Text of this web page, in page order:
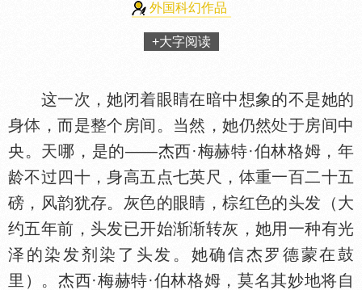
外国科幻作品
+大字阅读
这一次，她闭着眼睛在暗中想象的不是她的
身
，而是整个房间。当然，她仍然
于房间中
央。天哪，是的——杰西·梅赫特·伯林格姆，年
龄不过四十，身高五点七英尺，
重一百二十五
磅，风韵犹存。灰
的眼睛，棕红
的头发（大
约五年前，头发已开始渐渐转灰，她用一种有光
泽的染发剂染了头发。她确信杰罗德蒙在鼓
里）。杰西·梅赫特·伯林格姆，莫名其妙地将自